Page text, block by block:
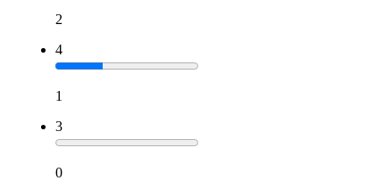
2
4
1
3
0